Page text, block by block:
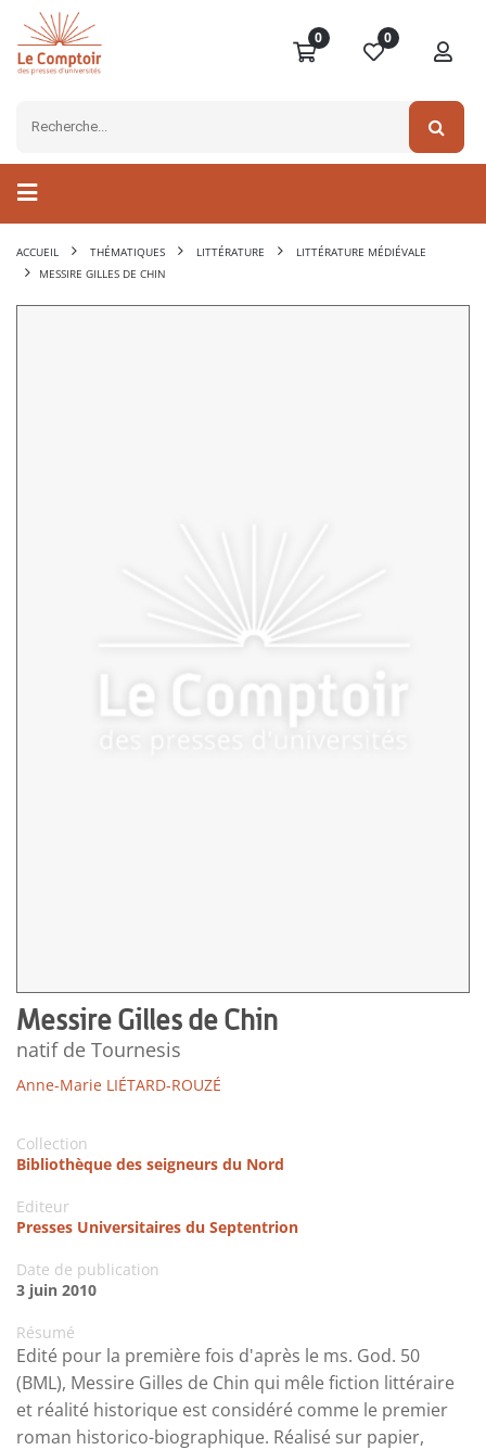
0 0
ACCUEIL THÉMATIQUES LITTÉRATURE
LITTÉRATURE MÉDIÉVALE
MESSIRE GILLES DE CHIN
Messire Gilles de Chin
natif de Tournesis
Anne-Marie LIÉTARD-ROUZÉ
Collection
Bibliothèque des seigneurs du Nord
Editeur
Presses Universitaires du Septentrion
Date de publication
3 juin 2010
Résumé
Edité pour la première fois d'après le ms. God. 50
(BML), Messire Gilles de Chin qui mêle fiction littéraire
et réalité historique est considéré comme le premier
roman historico-biographique. Réalisé sur papier,